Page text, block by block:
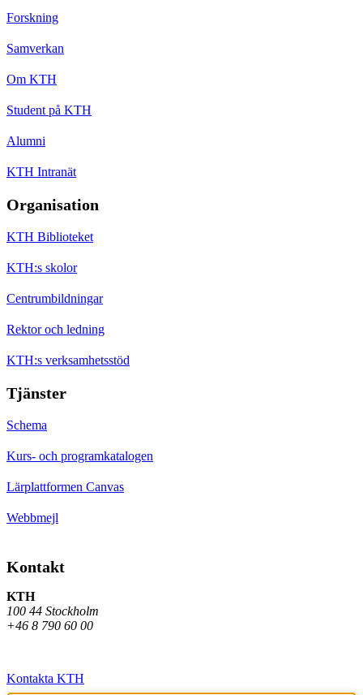
Forskning
Samverkan
Om KTH
Student på KTH
Alumni
KTH Intranät
Organisation
KTH Biblioteket
KTH:s skolor
Centrumbildningar
Rektor och ledning
KTH:s verksamhetsstöd
Tjänster
Schema
Kurs- och programkatalogen
Lärplattformen Canvas
Webbmejl
Kontakt
KTH
100 44 Stockholm
+46 8 790 60 00
Kontakta KTH